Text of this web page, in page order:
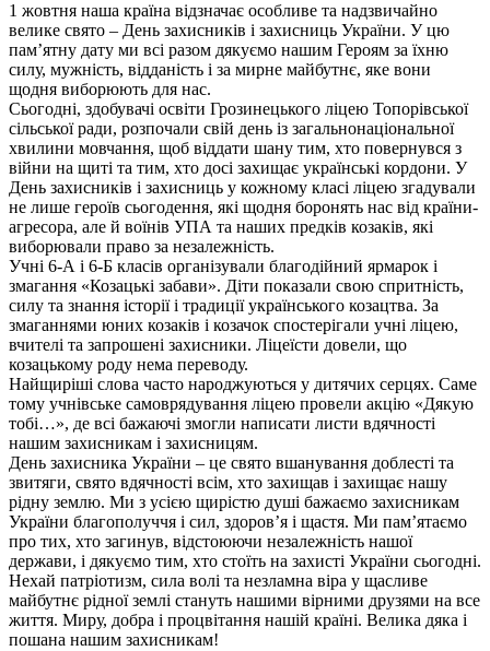
1 жовтня наша країна відзначає особливе та надзвичайно
велике свято – День захисників і захисниць України. У цю
пам’ятну дату ми всі разом дякуємо нашим Героям за їхню
силу, мужність, відданість і за мирне майбутнє, яке вони
щодня виборюють для нас.
Сьогодні, здобувачі освіти Грозинецького ліцею Топорівської
сільської ради, розпочали свій день із загальнонаціональної
хвилини мовчання, щоб віддати шану тим, хто повернувся з
війни на щиті та тим, хто досі захищає українські кордони. У
День захисників і захисниць у кожному класі ліцею згадували
не лише героїв сьогодення, які щодня боронять нас від країни-
агресора, але й воїнів УПА та наших предків козаків, які
виборювали право за незалежність.
Учні 6-А і 6-Б класів організували благодійний ярмарок і
змагання «Козацькі забави». Діти показали свою спритність,
силу та знання історії і традиції українського козацтва. За
змаганнями юних козаків і козачок спостерігали учні ліцею,
вчителі та запрошені захисники. Ліцеїсти довели, що
козацькому роду нема переводу.
Найщиріші слова часто народжуються у дитячих серцях. Саме
тому учнівське самоврядування ліцею провели акцію «Дякую
тобі…», де всі бажаючі змогли написати листи вдячності
нашим захисникам і захисницям.
День захисника України – це свято вшанування доблесті та
звитяги, свято вдячності всім, хто захищав і захищає нашу
рідну землю. Ми з усією щирістю душі бажаємо захисникам
України благополуччя і сил, здоров’я і щастя. Ми пам’ятаємо
про тих, хто загинув, відстоюючи незалежність нашої
держави, і дякуємо тим, хто стоїть на захисті України сьогодні.
Нехай патріотизм, сила волі та незламна віра у щасливе
майбутнє рідної землі стануть нашими вірними друзями на все
життя. Миру, добра і процвітання нашій країні. Велика дяка і
пошана нашим захисникам!